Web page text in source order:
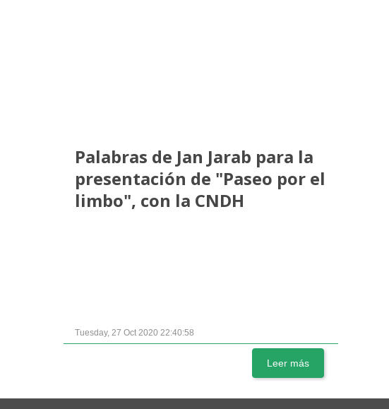
Palabras de Jan Jarab para la
presentación de "Paseo por el
limbo", con la CNDH
Tuesday, 27 Oct 2020 22:40:58
Leer más